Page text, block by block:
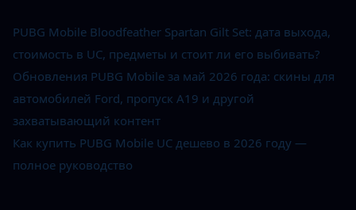
PUBG Mobile Bloodfeather Spartan Gilt Set: дата выхода,
стоимость в UC, предметы и стоит ли его выбивать?
Обновления PUBG Mobile за май 2026 года: скины для
автомобилей Ford, пропуск A19 и другой
захватывающий контент
Как купить PUBG Mobile UC дешево в 2026 году —
полное руководство